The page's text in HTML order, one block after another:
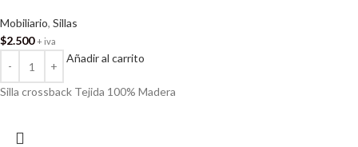
Mobiliario, Sillas
$2.500 + iva
Añadir al carrito
Silla crossback Tejida 100% Madera